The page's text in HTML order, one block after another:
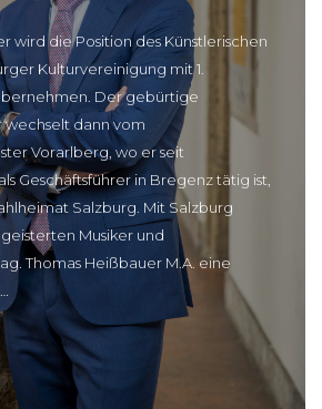
wird die Position des Künstlerischen
Kulturvereinigung mit 1.
Der gebürtige
dann vom
Vorarlberg, wo er seit
Geschäftsführer in Bregenz tätig ist,
Salzburg. Mit Salzburg
Musiker und
Thomas Heißbauer M.A. eine
Leiter der Salzburger Kulturvereinigung“